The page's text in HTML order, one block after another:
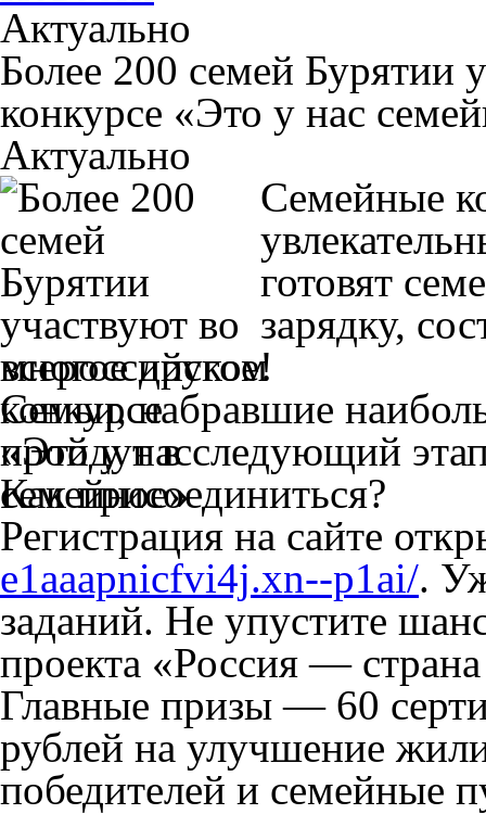
Актуально
Более 200 семей Бурятии
конкурсе «Это у нас
Актуально
Семейные
готовят
зарядку,
многое другое!
Семьи, набравшие
пройдут в следующий
Как присоединиться?
Регистрация на сайте
e1aaapnicfvi4j.xn--p1ai/.
заданий. Не упустите
проекта «Россия —
Главные призы — 60
рублей на улучшение
победителей и семейные